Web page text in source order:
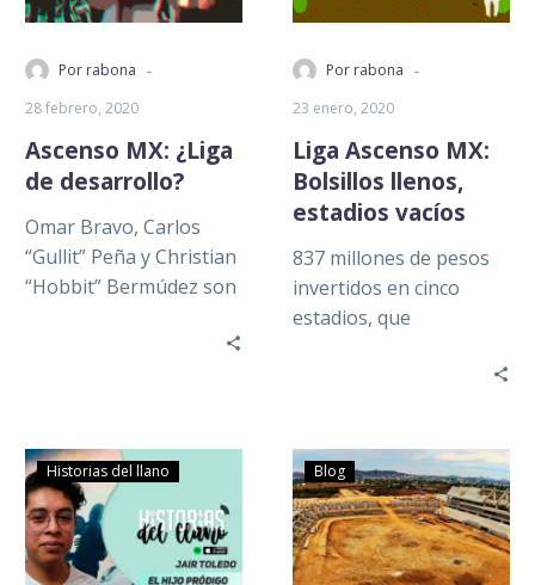
Por rabona -
28 febrero, 2020
Ascenso MX: ¿Liga
de desarrollo?
Omar Bravo, Carlos
“Gullit” Peña y Christian
“Hobbit” Bermúdez son
actualmente militan en
Por rabona -
23 enero, 2020
Liga Ascenso MX:
Bolsillos llenos,
estadios vacíos
837 millones de pesos
invertidos en cinco
estadios, que
Historias del llano Blog